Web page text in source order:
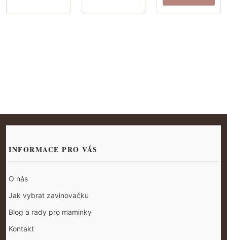
INFORMACE PRO VÁS
O nás
Jak vybrat zavinovačku
Blog a rady pro maminky
Kontakt